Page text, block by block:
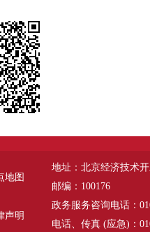
地图
声明
地址：北京经济技术
邮编：100176
政务服务咨询电话：
电话、传真 (应急)：